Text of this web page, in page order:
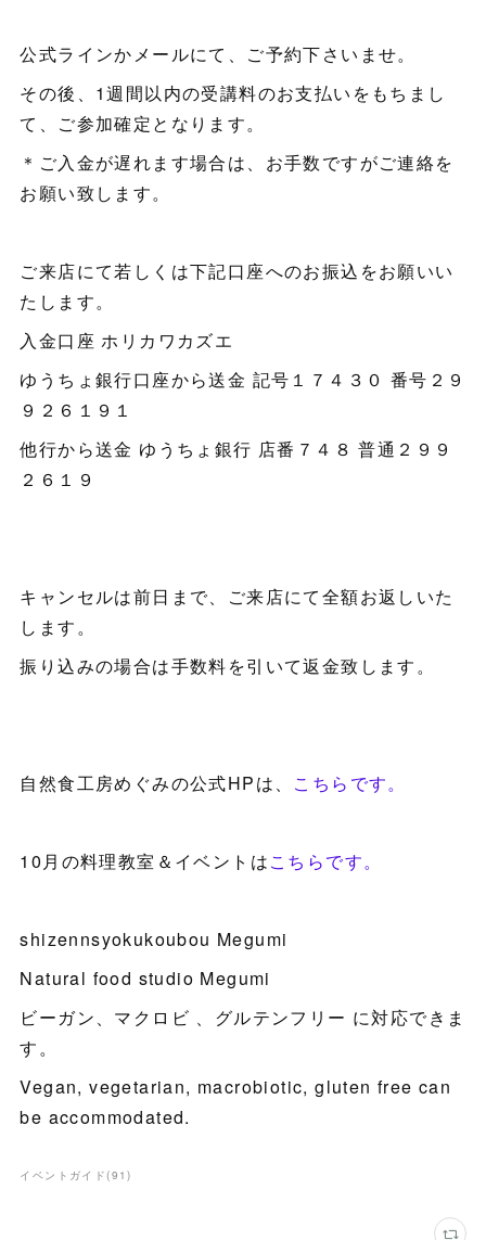
公式ラインかメールにて、ご予約下さいませ。
その後、1週間以内の受講料のお支払いをもちまし
て、ご参加確定となります。
＊ご入金が遅れます場合は、お手数ですがご連絡を
お願い致します。
ご来店にて若しくは下記口座へのお振込をお願いい
たします。
入金口座 ホリカワカズエ
ゆうちょ銀行口座から送金 記号１７４３０ 番号２９
９２６１９１
他行から送金 ゆうちょ銀行 店番７４８ 普通２９９
２６１９
キャンセルは前日まで、ご来店にて全額お返しいた
します。
振り込みの場合は手数料を引いて返金致します。
自然食工房めぐみの公式HPは、 こちらです。
10月の料理教室＆イベントはこちらです。
shizennsyokukoubou Megumi
Natural food studio Megumi
ビーガン、マクロビ 、グルテンフリー に対応できま
す。
Vegan, vegetarian, macrobiotic, gluten free can
be accommodated.
イベントガイド(91)